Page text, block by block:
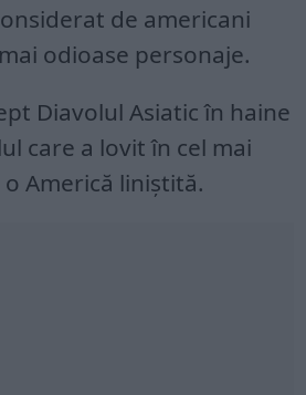
de americani
odioase personaje.
Diavolul Asiatic în haine
care a lovit în cel mai
Americă liniștită.